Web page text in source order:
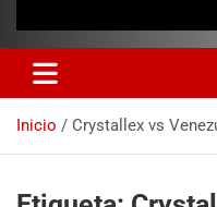
Inicio Crystallex vs